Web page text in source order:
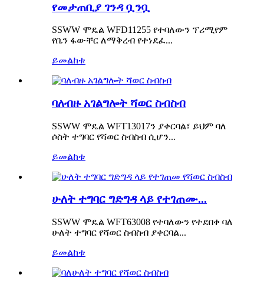
የመታጠቢያ ገንዳ ቧንቧ
SSWW ሞዴል WFD11255 የተባለውን ፕሪሚየም
የቤን ፋውቸር ለማቅረብ የተነደፈ...
ይመልከቱ
ባለብዙ አገልግሎት ሻወር ስብስብ
SSWW ሞዴል WFT13017ን ያቀርባል፣ ይህም ባለ
ሶስት ተግባር የሻወር ስብስብ ሲሆን...
ይመልከቱ
ሁለት ተግባር ግድግዳ ላይ የተገጠሙ...
SSWW ሞዴል WFT63008 የተባለውን የተደበቀ ባለ
ሁለት ተግባር የሻወር ስብስብ ያቀርባል...
ይመልከቱ